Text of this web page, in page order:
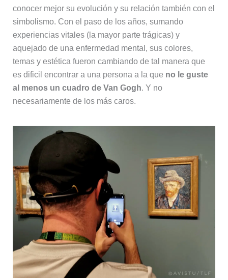
conocer mejor su evolución y su relación también con el
simbolismo. Con el paso de los años, sumando
experiencias vitales (la mayor parte trágicas) y
aquejado de una enfermedad mental, sus colores,
temas y estética fueron cambiando de tal manera que
es dificil encontrar a una persona a la que no le guste
al menos un cuadro de Van Gogh. Y no
necesariamente de los más caros.